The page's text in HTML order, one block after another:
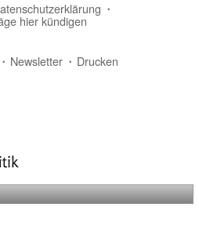
hier kündigen
Newsletter Drucken